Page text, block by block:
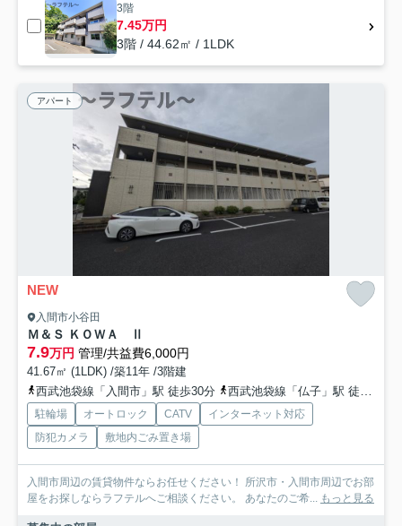
3階
7.45万円
3階 / 44.62㎡ / 1LDK
アパート
NEW
入間市小谷田
Ｍ＆Ｓ ＫＯＷＡ Ⅱ
7.9万円 管理/共益費6,000円
41.67㎡ (1LDK) /築11年 /3階建
西武池袋線「入間市」駅 徒歩30分
西武池袋線「仏子」駅 徒歩30分
駐輪場 オートロック CATV
インターネット対応
防犯カメラ
敷地内ごみ置き場
入間市周辺の賃貸物件ならお任せください！ 所沢市・入間市周辺でお部
屋をお探しならラフテルへご相談ください。 あなたのご希...
もっと見る